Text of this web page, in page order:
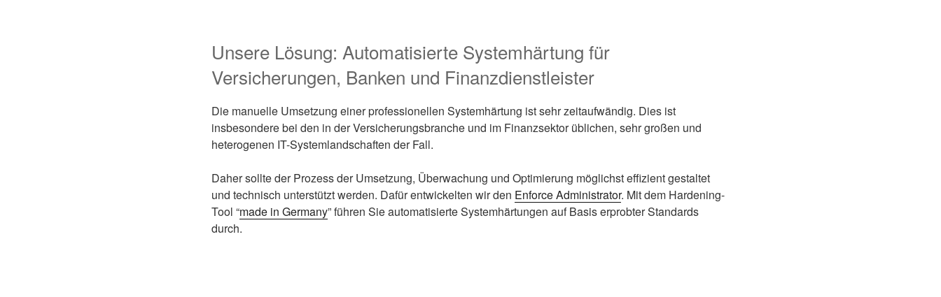
Unsere Lösung: Automatisierte Systemhärtung für
Versicherungen, Banken und Finanzdienstleister
Die manuelle Umsetzung einer professionellen Systemhärtung ist sehr zeitaufwändig. Dies ist
insbesondere bei den in der Versicherungsbranche und im Finanzsektor üblichen, sehr großen und
heterogenen IT-Systemlandschaften der Fall.
Daher sollte der Prozess der Umsetzung, Überwachung und Optimierung möglichst effizient gestaltet
und technisch unterstützt werden. Dafür entwickelten wir den Enforce Administrator. Mit dem Hardening-
Tool “made in Germany” führen Sie automatisierte Systemhärtungen auf Basis erprobter Standards
durch.